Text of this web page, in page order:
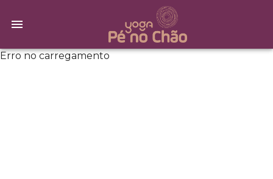
Erro no carregamento